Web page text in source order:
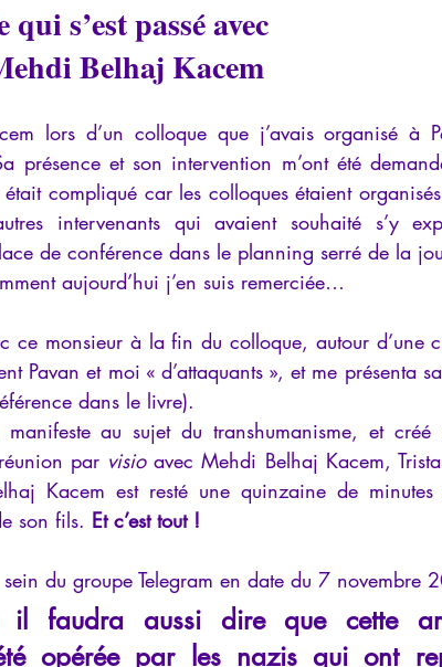
qui s’est passé avec
Belhaj Kacem
lors d’un colloque que j’avais organisé à
présence et son intervention m’ont été
compliqué car les colloques étaient
intervenants qui avaient souhaité s’y
de conférence dans le planning serré de la
aujourd’hui j’en suis remerciée…
ce monsieur à la fin du colloque, autour d’une
Pavan et moi « d’attaquants », et me présenta
dans le livre).
au sujet du transhumanisme, et
par visio avec Mehdi Belhaj Kacem,
Kacem est resté une quinzaine de minutes
son fils. Et c’est tout !
du groupe Telegram en date du 7 novembre
il faudra aussi dire que cette
opérée par les nazis qui ont